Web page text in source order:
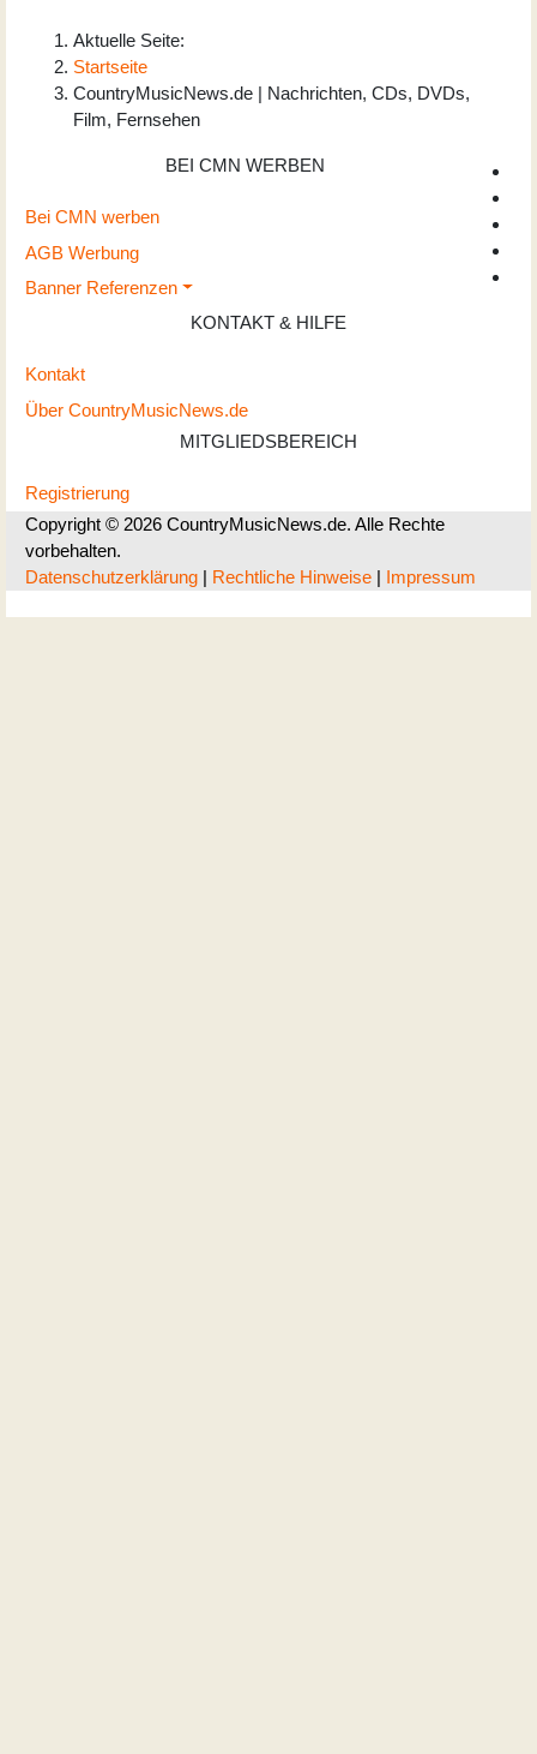
Aktuelle Seite:
Startseite
CountryMusicNews.de | Nachrichten, CDs, DVDs,
Film, Fernsehen
BEI CMN WERBEN
Bei CMN werben
AGB Werbung
Banner Referenzen
KONTAKT & HILFE
Kontakt
Über CountryMusicNews.de
MITGLIEDSBEREICH
Registrierung
Copyright © 2026 CountryMusicNews.de. Alle Rechte
vorbehalten.
Datenschutzerklärung | Rechtliche Hinweise | Impressum